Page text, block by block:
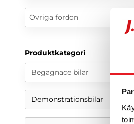
Övriga fordon
Produktkategori
Begagnade bilar
Demonstrationsbilar